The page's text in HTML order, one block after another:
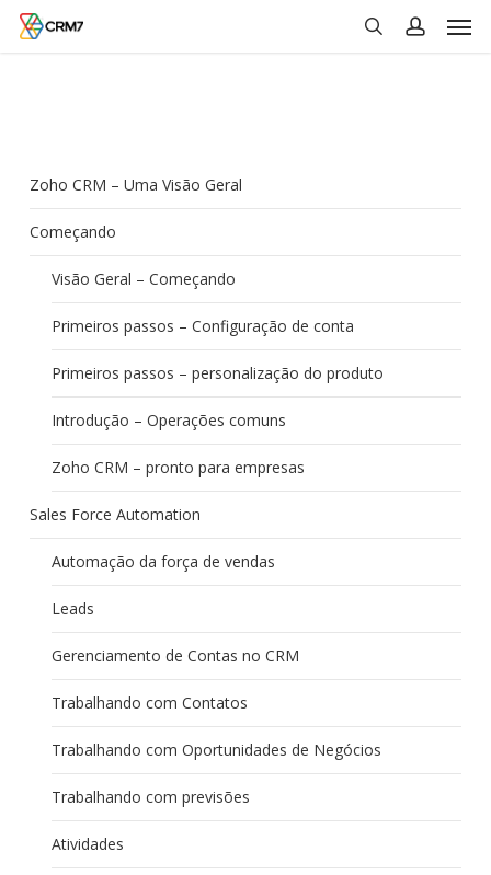
Skip
Zoho CRM – Uma Visão Geral
Começando
Visão Geral – Começando
Primeiros passos – Configuração de conta
Primeiros passos – personalização do produto
Introdução – Operações comuns
Zoho CRM – pronto para empresas
Sales Force Automation
Automação da força de vendas
Leads
Gerenciamento de Contas no CRM
Trabalhando com Contatos
Trabalhando com Oportunidades de Negócios
Trabalhando com previsões
Atividades